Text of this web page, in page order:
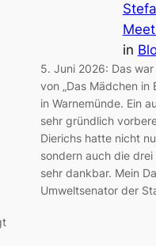
in
5. Juni 2026: Das
von „Das Mädchen in
in Warnemünde. Ein
sehr gründlich
Dierichs hatte nicht
sondern auch die
sehr dankbar. Mein
Umweltsenator der